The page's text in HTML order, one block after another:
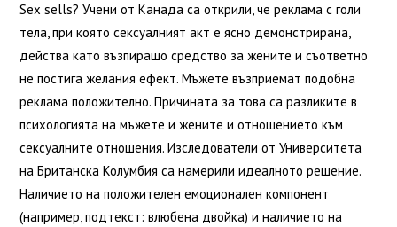
Sex sells? Учени от Канада са открили, че реклама с голи
тела, при която сексуалният акт е ясно демонстрирана,
действа като възпиращо средство за жените и съответно
не постига желания ефект. Мъжете възприемат подобна
реклама положително. Причината за това са разликите в
психологията на мъжете и жените и отношението към
сексуалните отношения. Изследователи от Университета
на Британска Колумбия са намерили идеалното решение.
Наличието на положителен емоционален компонент
(например, подтекст: влюбена двойка) и наличието на